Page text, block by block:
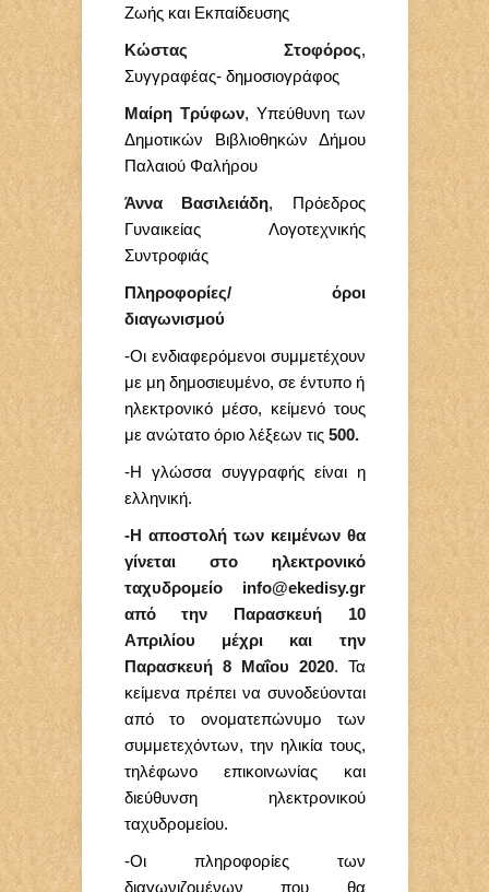
Ζωής και Εκπαίδευσης
Κώστας Στοφόρος,
Συγγραφέας- δημοσιογράφος
Μαίρη Τρύφων, Υπεύθυνη των
Δημοτικών Βιβλιοθηκών Δήμου
Παλαιού Φαλήρου
Άννα Βασιλειάδη, Πρόεδρος
Γυναικείας Λογοτεχνικής
Συντροφιάς
Πληροφορίες/ όροι
διαγωνισμού
-Οι ενδιαφερόμενοι συμμετέχουν
με μη δημοσιευμένο, σε έντυπο ή
ηλεκτρονικό μέσο, κείμενό τους
με ανώτατο όριο λέξεων τις 500.
-H γλώσσα συγγραφής είναι η
ελληνική.
-Η αποστολή των κειμένων θα
γίνεται στο ηλεκτρονικό
ταχυδρομείο info@ekedisy.gr
από την Παρασκευή 10
Απριλίου μέχρι και την
Παρασκευή 8 Μαΐου 2020. Τα
κείμενα πρέπει να συνοδεύονται
από το ονοματεπώνυμο των
συμμετεχόντων, την ηλικία τους,
τηλέφωνο επικοινωνίας και
διεύθυνση ηλεκτρονικού
ταχυδρομείου.
-Οι πληροφορίες των
διαγωνιζομένων που θα